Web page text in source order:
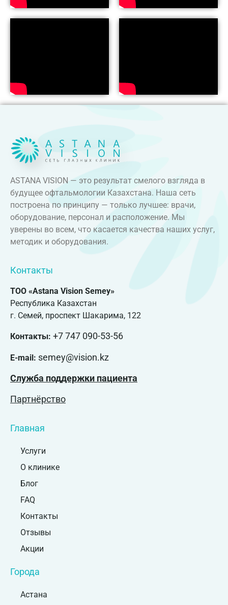
ASTANA VISION — это результат смелого взгляда в
будущее офтальмологии Казахстана. Наша сеть
построена по принципу — только лучшее: врачи,
оборудование, персонал и расположение. Мы
уверены во всем, что касается качества наших услуг,
методик и оборудования.
Контакты
ТОО «Astana Vision Semey»
Республика Казахстан
г. Семей, проспект Шакарима, 122
Контакты: +7 747 090-53-56
E-mail: semey@vision.kz
Служба поддержки пациента
Партнёрство
Главная
Услуги
О клинике
Блог
FAQ
Контакты
Отзывы
Акции
Города
Астана